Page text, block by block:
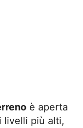
è aperta
livelli più alti,